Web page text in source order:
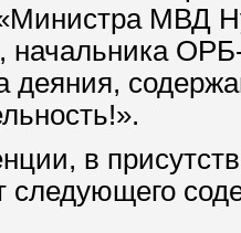
МВД
деяния,
в
следующего